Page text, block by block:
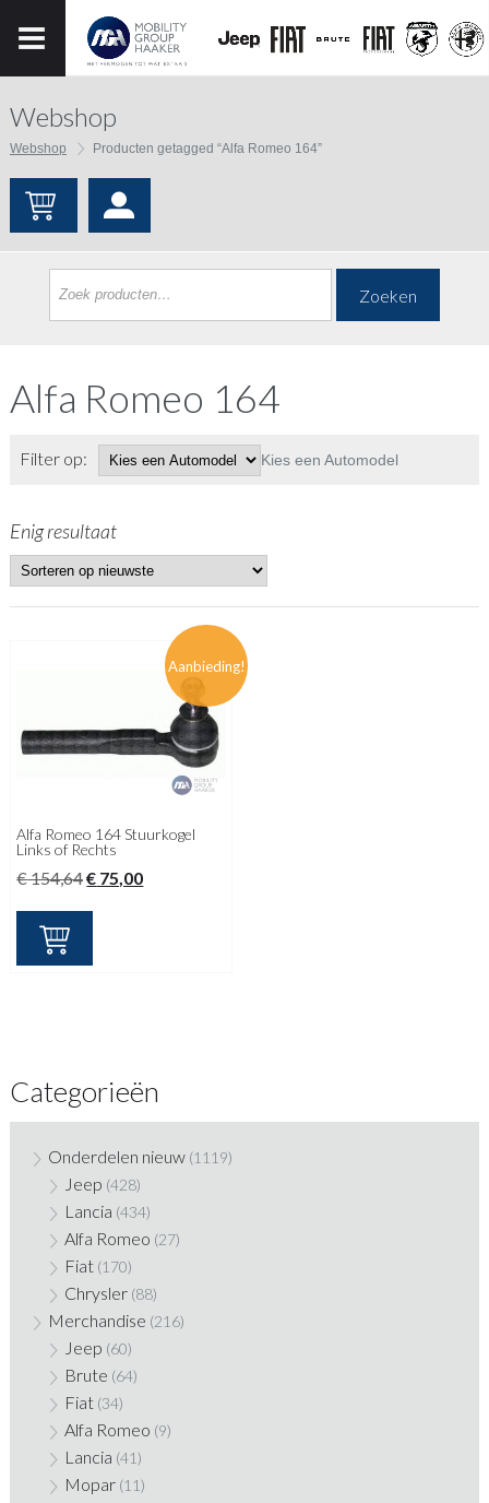
Webshop
Webshop Producten getagged “Alfa Romeo 164”
Zoeken
Alfa Romeo 164
Filter op: Kies een Automodel
Enig resultaat
Aanbieding!
Alfa Romeo 164 Stuurkogel
Links of Rechts
€154,64Oorspronkelijke
€ 75,00Huidige
Categorieën
Onderdelen nieuw (1119)
Jeep (428)
Lancia (434)
Alfa Romeo (27)
Fiat (170)
Chrysler (88)
Merchandise (216)
Jeep (60)
Brute (64)
Fiat (34)
Alfa Romeo (9)
Lancia (41)
Mopar (11)